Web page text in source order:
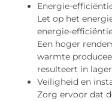
Energie-
Let op het
energie-
Een hoger
warmte
resulteert in
Veiligheid en
Zorg ervoor dat